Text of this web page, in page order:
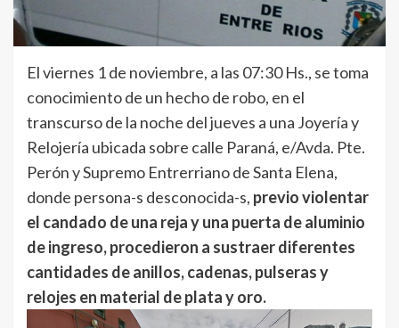
El viernes 1 de noviembre, a las 07:30 Hs., se toma
conocimiento de un hecho de robo, en el
transcurso de la noche del jueves a una Joyería y
Relojería ubicada sobre calle Paraná, e/Avda. Pte.
Perón y Supremo Entrerriano de Santa Elena,
donde persona-s desconocida-s, previo violentar
el candado de una reja y una puerta de aluminio
de ingreso, procedieron a sustraer diferentes
cantidades de anillos, cadenas, pulseras y
relojes en material de plata y oro.